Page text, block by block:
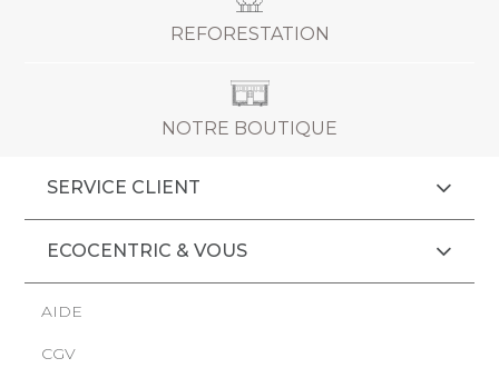
REFORESTATION
NOTRE BOUTIQUE
SERVICE CLIENT
ECOCENTRIC & VOUS
AIDE
CGV